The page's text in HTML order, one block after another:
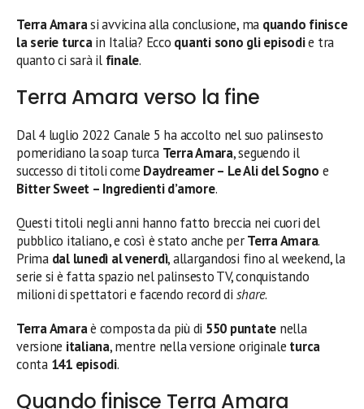
Terra Amarasi avvicina alla conclusione, ma quando finisce
la serie turcain Italia? Ecco quanti sono gli episodie tra
quanto ci sarà il finale.
Terra Amara verso la fine
Dal 4 luglio 2022 Canale 5 ha accolto nel suo palinsesto
pomeridiano la soap turca Terra Amara, seguendo il
successo di titoli come Daydreamer – Le Ali del Sogno e
Bitter Sweet – Ingredienti d’amore.
Questi titoli negli anni hanno fatto breccia nei cuori del
pubblico italiano, e così è stato anche perTerra Amara.
Prima dal lunedì al venerdì, allargandosi fino al weekend, la
serie si è fatta spazio nel palinsesto TV, conquistando
milioni di spettatori e facendo record di share.
Terra Amaraè composta da più di 550 puntate nella
versione italiana, mentre nella versione originale turca
conta 141 episodi.
Quando finisce Terra Amara